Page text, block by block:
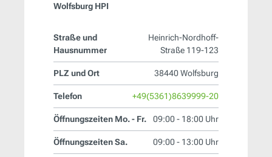
Wolfsburg HPI
Straße und
Hausnummer
Heinrich-Nordhoff-
Straße 119-123
PLZ und Ort 38440 Wolfsburg
Telefon +49(5361)8639999-20
Öffnungszeiten Mo. - Fr. 09:00 - 18:00 Uhr
Öffnungszeiten Sa. 09:00 - 13:00 Uhr